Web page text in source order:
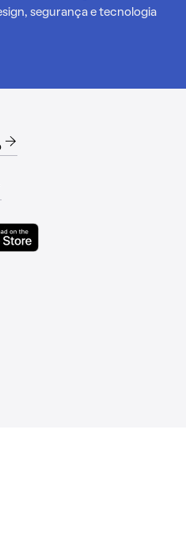
segurança e tecnologia